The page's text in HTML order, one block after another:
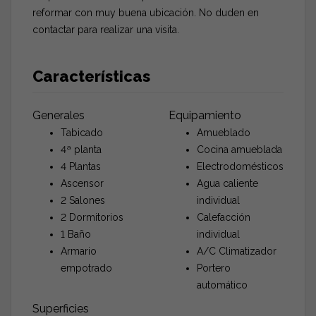
reformar con muy buena ubicación. No duden en
contactar para realizar una visita.
Características
Generales
Tabicado
4ª planta
4 Plantas
Ascensor
2 Salones
2 Dormitorios
1 Baño
Armario
empotrado
Superficies
Equipamiento
Amueblado
Cocina amueblada
Electrodomésticos
Agua caliente
individual
Calefacción
individual
A/C Climatizador
Portero
automático